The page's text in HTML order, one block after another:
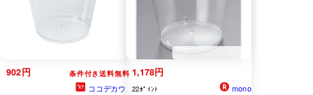
902円 条件付き送料無料
ココデカウ
1,178円
22ﾎﾟｲﾝﾄ mono